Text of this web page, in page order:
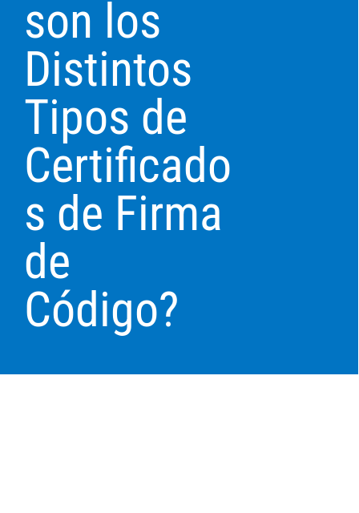
son los
Distintos
Tipos de
Certificado
s de Firma
de
Código?